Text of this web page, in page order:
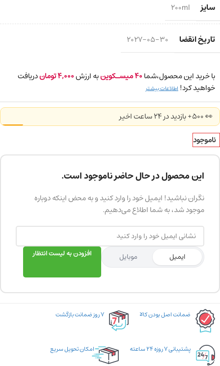
سایز 200ml
تاریخ انقضا 2027-05-30
با خرید این محصول،شما40میسـکوینبه ارزش4,000توماندریافت
خواهید کرد! اطلاعات بیشتر
👀 500+ بازدید در ۲۴ ساعت اخیر
ناموجود
این محصول در حال حاضر ناموجود است.
نگران نباشید! ایمیل خود را وارد کنید و به محض اینکه دوباره
موجود شد، به شما اطلاع می‌دهیم.
ایمیل موبایل افزودن به لیست انتظار
ضمانت اصل بودن کالا ۷ روز ضمانت بازگشت
پشتیبانی ۷ روزه ۲۴ ساعته امکان تحویل سریع